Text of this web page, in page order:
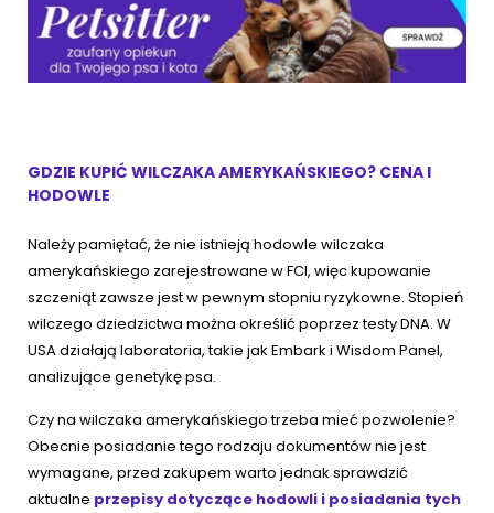
GDZIE KUPIĆ WILCZAKA AMERYKAŃSKIEGO? CENA I
HODOWLE
Należy pamiętać, że nie istnieją hodowle wilczaka
amerykańskiego zarejestrowane w FCI, więc kupowanie
szczeniąt zawsze jest w pewnym stopniu ryzykowne. Stopień
wilczego dziedzictwa można określić poprzez testy DNA. W
USA działają laboratoria, takie jak Embark i Wisdom Panel,
analizujące genetykę psa.
Czy na wilczaka amerykańskiego trzeba mieć pozwolenie?
Obecnie posiadanie tego rodzaju dokumentów nie jest
wymagane, przed zakupem warto jednak sprawdzić
aktualne przepisy dotyczące hodowli i posiadania tych